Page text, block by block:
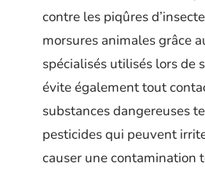
contre les piqûres
morsures animales grâce
spécialisés utilisés lors de
évite également tout
substances dangereuses
pesticides qui peuvent
causer une contamination